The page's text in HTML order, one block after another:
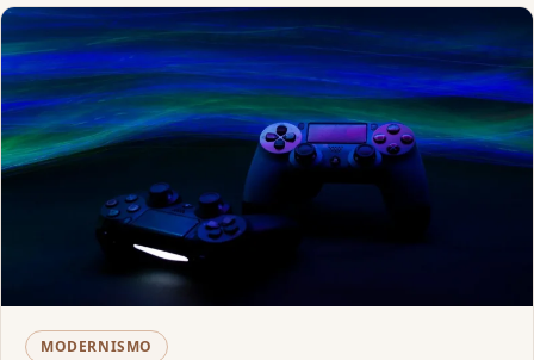
MODERNISMO